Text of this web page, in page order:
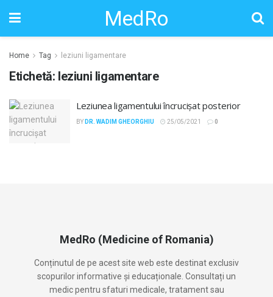
MedRo
Home Tag leziuni ligamentare
Etichetă: leziuni ligamentare
Leziunea ligamentului încrucișat posterior
BY DR. WADIM GHEORGHIU 25/05/2021 0
MedRo (Medicine of Romania)
Conținutul de pe acest site web este destinat exclusiv
scopurilor informative și educaționale. Consultați un
medic pentru sfaturi medicale, tratament sau